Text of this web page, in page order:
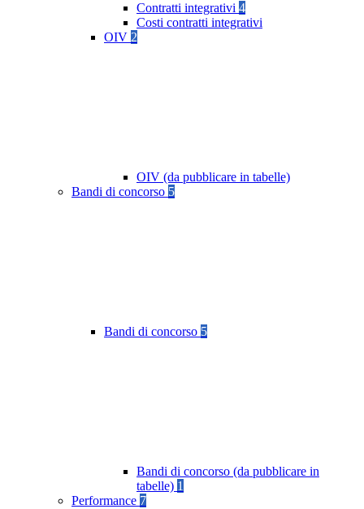
Contratti integrativi 4
Costi contratti integrativi
OIV 2
OIV (da pubblicare in tabelle)
Bandi di concorso 5
Bandi di concorso 5
Bandi di concorso (da pubblicare in
tabelle) 1
Performance 7